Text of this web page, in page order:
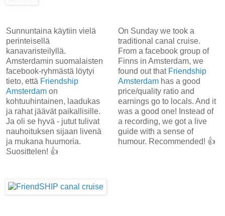
Sunnuntaina käytiin vielä
perinteisellä
kanavaristeilyllä.
Amsterdamin suomalaisten
facebook-ryhmästä löytyi
tieto, että Friendship
Amsterdam on
kohtuuhintainen, laadukas
ja rahat jäävät paikallisille.
Ja oli se hyvä - jutut tulivat
nauhoituksen sijaan livenä
ja mukana huumoria.
Suosittelen! 👍
On Sunday we took a
traditional canal cruise.
From a facebook group of
Finns in Amsterdam, we
found out that Friendship
Amsterdamhas a good
price/quality ratio and
earnings go to locals. And it
was a good one! Instead of
a recording, we got a live
guide with a sense of
humour. Recommended! 👍